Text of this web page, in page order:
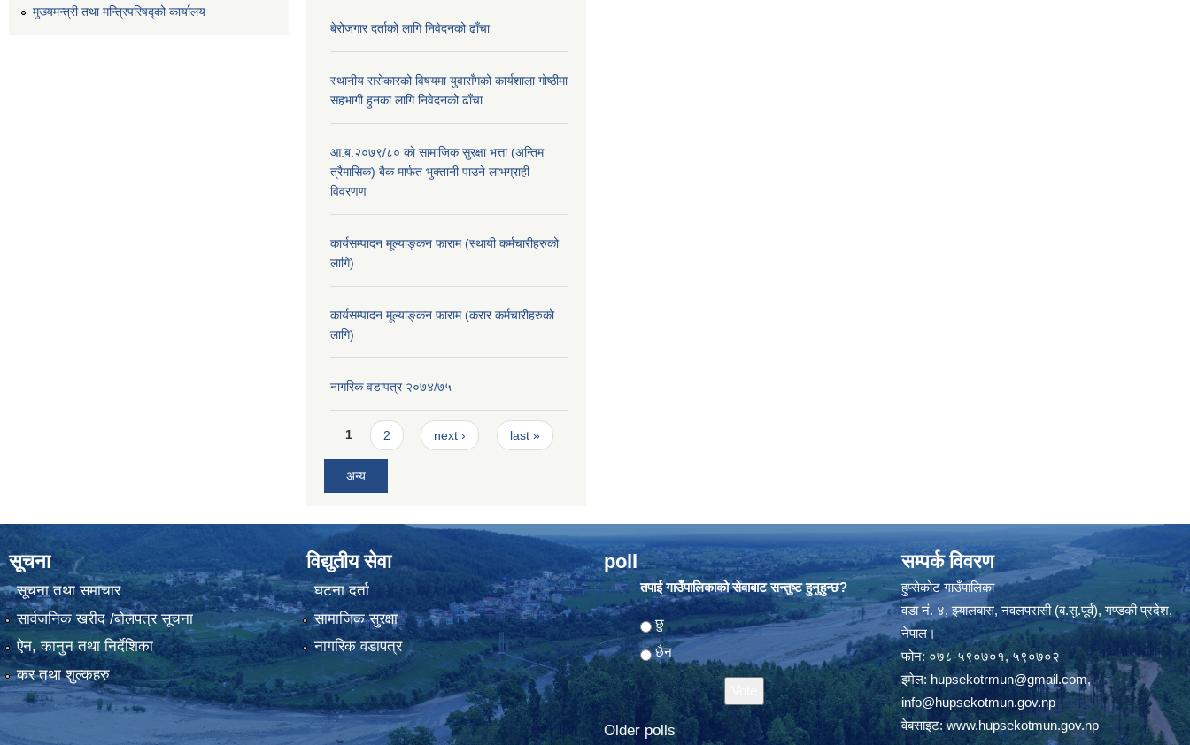
मुख्यमन्त्री तथा मन्त्रिपरिषद्को कार्यालय
बेरोजगार दर्ताको लागि निवेदनको ढाँचा
स्थानीय सरोकारको विषयमा युवासँगको कार्यशाला गोष्ठीमा
सहभागी हुनका लागि निवेदनको ढाँचा
आ.ब.२०७९/८० काे सामाजिक सुरक्षा भत्ता (अन्तिम
त्रैमासिक) बैक मार्फत भुक्तानी पाउने लाभग्राही
विवरणण
कार्यसम्पादन मूल्याङ्कन फाराम (स्थायी कर्मचारीहरुको
लागि)
कार्यसम्पादन मूल्याङ्कन फाराम (करार कर्मचारीहरुको
लागि)
नागरिक वडापत्र २०७४/७५
Pages
1 2 next › last »
अन्य
सूचना
सूचना तथा समाचार
सार्वजनिक खरीद /बोलपत्र सूचना
ऐन, कानुन तथा निर्देशिका
कर तथा शुल्कहरु
विद्युतीय सेवा
घटना दर्ता
सामाजिक सुरक्षा
नागरिक वडापत्र
poll
तपाई गाउँपालिकाको सेवाबाट सन्तुष्ट हुनुहुन्छ?
Choices
छु
छैन
Older polls
सम्पर्क विवरण
हुप्सेकोट गाउँपालिका
वडा नं. ४, झ्यालबास, नवलपरासी (ब.सु.पूर्व), गण्डकी प्रदेश,
नेपाल।
फोन: ०७८-५९०७०१, ५९०७०२
इमेल: hupsekotrmun@gmail.com,
info@hupsekotmun.gov.np
वेबसाइट:www.hupsekotmun.gov.np